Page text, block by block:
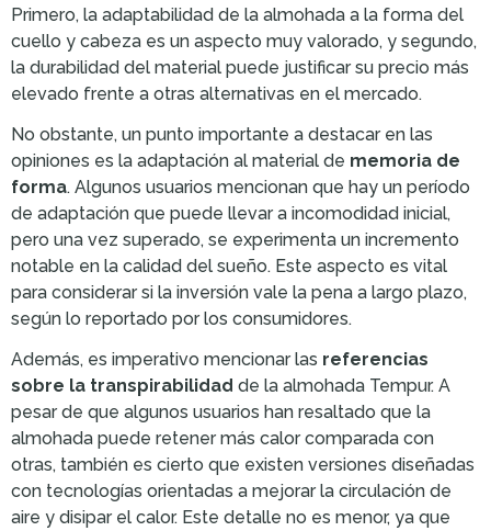
Primero, la adaptabilidad de la almohada a la forma del
cuello y cabeza es un aspecto muy valorado, y segundo,
la durabilidad del material puede justificar su precio más
elevado frente a otras alternativas en el mercado.
No obstante, un punto importante a destacar en las
opiniones es la adaptación al material de memoria de
forma. Algunos usuarios mencionan que hay un período
de adaptación que puede llevar a incomodidad inicial,
pero una vez superado, se experimenta un incremento
notable en la calidad del sueño. Este aspecto es vital
para considerar si la inversión vale la pena a largo plazo,
según lo reportado por los consumidores.
Además, es imperativo mencionar las referencias
sobre la transpirabilidad de la almohada Tempur. A
pesar de que algunos usuarios han resaltado que la
almohada puede retener más calor comparada con
otras, también es cierto que existen versiones diseñadas
con tecnologías orientadas a mejorar la circulación de
aire y disipar el calor. Este detalle no es menor, ya que